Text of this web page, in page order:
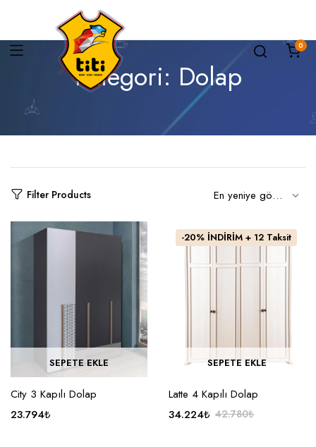
0
Kategori: Dolap
Filter Products
SEPETE EKLE
City 3 Kapılı Dolap
23.794₺
-20% İNDİRİM + 12 Taksit
SEPETE EKLE
Latte 4 Kapılı Dolap
42.780₺
34.224₺